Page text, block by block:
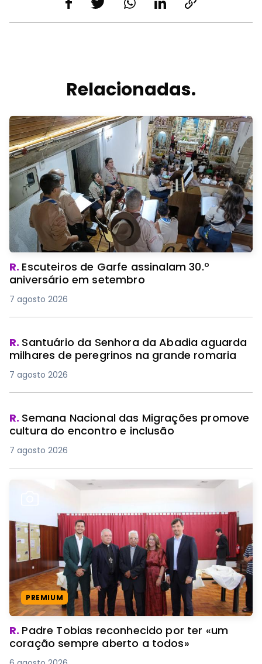
Relacionadas.
R. Escuteiros de Garfe assinalam 30.º
aniversário em setembro
7 agosto 2026
R. Santuário da Senhora da Abadia aguarda
milhares de peregrinos na grande romaria
7 agosto 2026
R. Semana Nacional das Migrações promove
cultura do encontro e inclusão
7 agosto 2026
PREMIUM
R. Padre Tobias reconhecido por ter «um
coração sempre aberto a todos»